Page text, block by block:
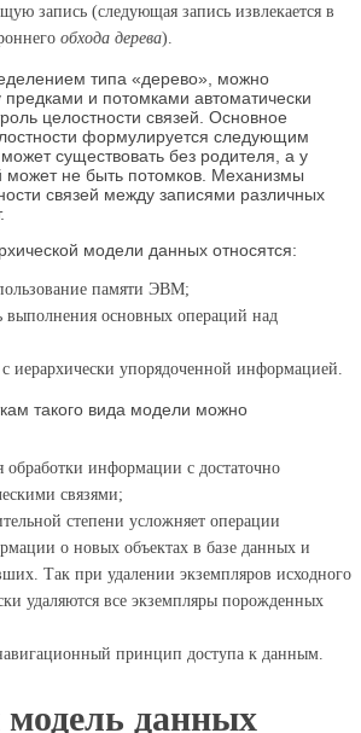
запись (следующая запись извлекается в
обхода дерева).
типа «дерево», можно
и потомками автоматически
целостности связей. Основное
формулируется следующим
существовать без родителя, а у
может не быть потомков. Механизмы
связей между записями различных
модели данных относятся:
памяти ЭВМ;
выполнения основных операций над
иерархически упорядоченной информацией.
такого вида модели можно
обработки информации с достаточно
связями;
степени усложняет операции
о новых объектах в базе данных и
Так при удалении экземпляров исходного
удаляются все экземпляры порожденных
принцип доступа к данным.
модель данных